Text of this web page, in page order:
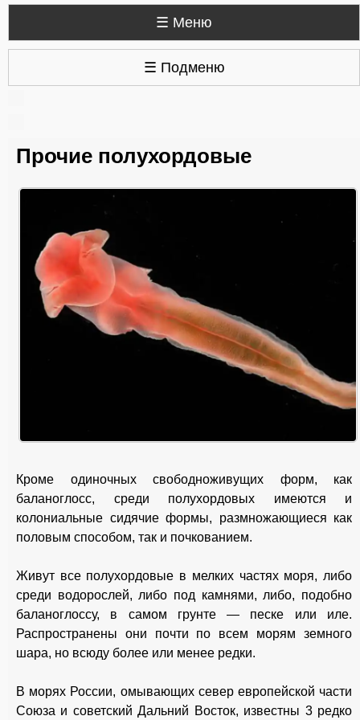
☰ Меню
☰ Подменю
Прочие полухордовые
Кроме одиночных свободноживущих форм, как
баланоглосс, среди полухордовых имеются и
колониальные сидячие формы, размножающиеся как
половым способом, так и почкованием.
Живут все полухордовые в мелких частях моря, либо
среди водорослей, либо под камнями, либо, подобно
баланоглоссу, в самом грунте — песке или иле.
Распространены они почти по всем морям земного
шара, но всюду более или менее редки.
В морях России, омывающих север европейской части
Союза и советский Дальний Восток, известны 3 редко